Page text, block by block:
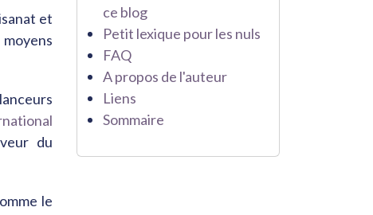
et
du
le
ce blog
Petit lexique pour les nuls
FAQ
A propos de l'auteur
Liens
Sommaire